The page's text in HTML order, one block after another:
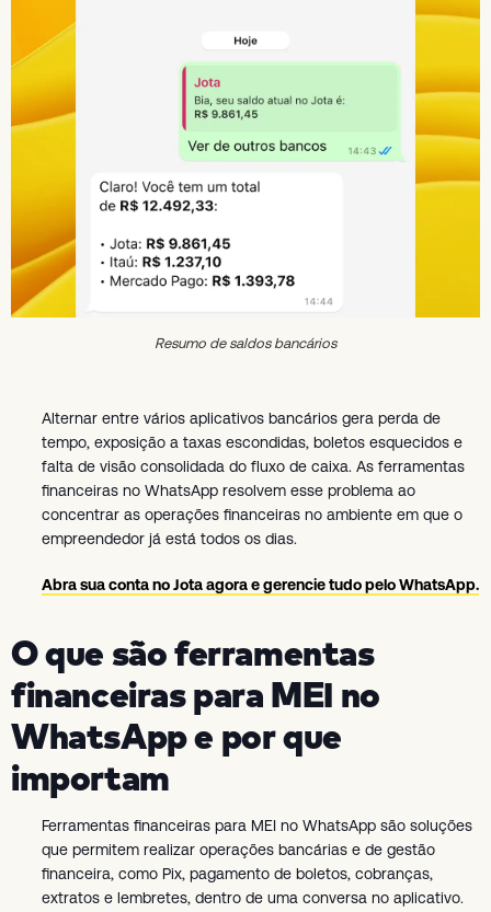
Resumo de saldos bancários
Alternar entre vários aplicativos bancários gera perda de
tempo, exposição a taxas escondidas, boletos esquecidos e
falta de visão consolidada do fluxo de caixa. As ferramentas
financeiras no WhatsApp resolvem esse problema ao
concentrar as operações financeiras no ambiente em que o
empreendedor já está todos os dias.
Abra sua conta no Jota agora e gerencie tudo pelo WhatsApp.
O que são ferramentas
financeiras para MEI no
WhatsApp e por que
importam
Ferramentas financeiras para MEI no WhatsApp são soluções
que permitem realizar operações bancárias e de gestão
financeira, como Pix, pagamento de boletos, cobranças,
extratos e lembretes, dentro de uma conversa no aplicativo.